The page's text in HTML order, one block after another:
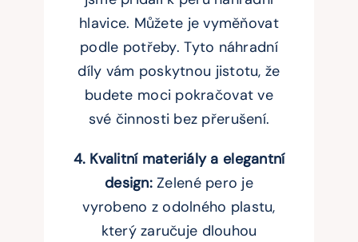
hlavice. Můžete je vyměňovat
podle potřeby. Tyto náhradní
díly vám poskytnou jistotu, že
budete moci pokračovat ve
své činnosti bez přerušení.
4. Kvalitní materiály a elegantní
design:Zelené pero je
vyrobeno z odolného plastu,
který zaručuje dlouhou